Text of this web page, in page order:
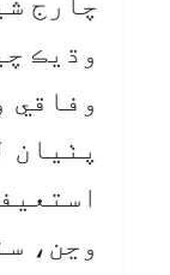
وڌيڪ
وفاقي
پٺيان
وڃن،